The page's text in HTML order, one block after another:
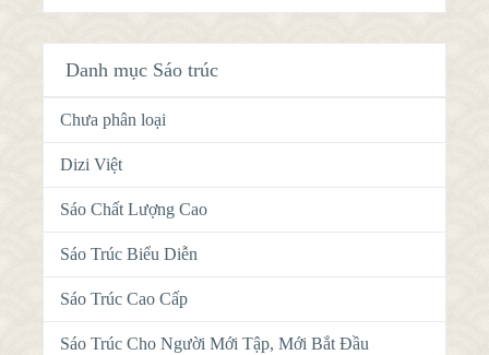
Danh mục Sáo trúc
Chưa phân loại
Dizi Việt
Sáo Chất Lượng Cao
Sáo Trúc Biểu Diễn
Sáo Trúc Cao Cấp
Sáo Trúc Cho Người Mới Tập, Mới Bắt Đầu